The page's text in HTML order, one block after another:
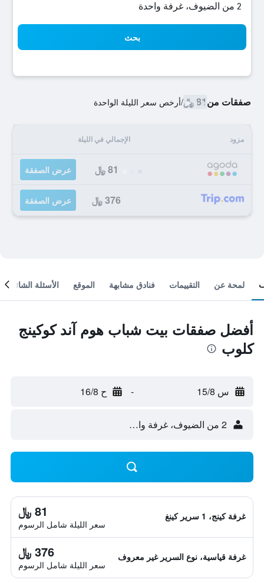
2 من الضيوف، غرفة واحدة
بحث
صفقات من81 ﷼ /أرخص سعر الليلة الواحدة
مزود الإجمالي في الليلة
81 ﷼ عرض الصفقة
376 ﷼ عرض الصفقة
لمحة عن التقييمات فنادق مشابهة الموقع الأسئلة الشائعة
أفضل صفقات بيت شباب هوم آند كوكينج
كلوب
س 15/8 - ح 16/8
2 من الضيوف، غرفة واحدة
غرفة كينج، 1 سرير كينغ 81 ﷼
سعر الليلة شامل الرسوم
غرفة قياسية، نوع السرير غير معروف 376 ﷼
سعر الليلة شامل الرسوم